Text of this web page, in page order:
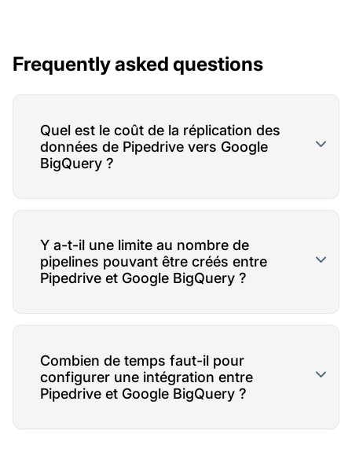
Frequently asked questions
Quel est le coût de la réplication des
données de Pipedrive vers Google
BigQuery ?
Y a-t-il une limite au nombre de
pipelines pouvant être créés entre
Pipedrive et Google BigQuery ?
Combien de temps faut-il pour
configurer une intégration entre
Pipedrive et Google BigQuery ?